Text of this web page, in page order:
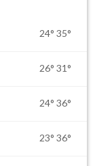
24° 35°
26° 31°
24° 36°
23° 36°